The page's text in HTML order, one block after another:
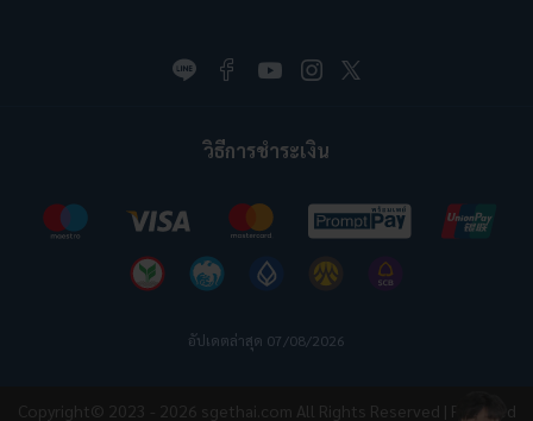
วิธีการชำระเงิน
อัปเดตล่าสุด 07/08/2026
Copyright© 2023 - 2026 sgethai.com All Rights Reserved | Powered